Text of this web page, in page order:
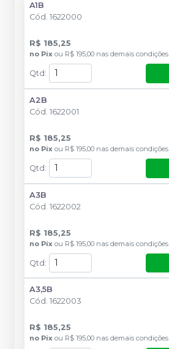
A1B
Cód. 1622000
R$ 185,25
no Pix ou R$ 195,00 nas demais condições
Qtd :
A2B
Cód. 1622001
R$ 185,25
no Pix ou R$ 195,00 nas demais condições
Qtd :
A3B
Cód. 1622002
R$ 185,25
no Pix ou R$ 195,00 nas demais condições
Qtd:
A3,5B
Cód. 1622003
R$ 185,25
no Pix ou R$ 195,00 nas demais condições